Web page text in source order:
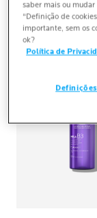
4 PRODUTOS
LANÇAMENTO
saber mais ou
“Definição de
importante, sem os
ok?
Política de